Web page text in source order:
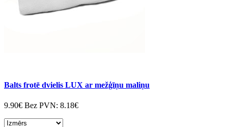
Balts frotē dvielis LUX ar mežģīņu maliņu
9.90€ Bez PVN: 8.18€